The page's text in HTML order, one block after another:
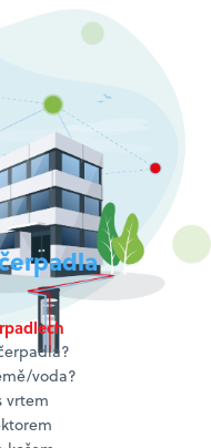
voda?
vrtem